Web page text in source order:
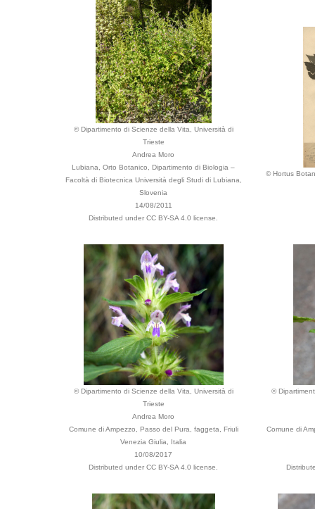
© Dipartimento di Scienze della Vita, Università di
Trieste
Andrea Moro
Lubiana, Orto Botanico, Dipartimento di Biologia –
Facoltà di Biotecnica Università degli Studi di Lubiana,
Slovenia
14/08/2011
Distributed under CC BY-SA 4.0 license.
© Hortus
© Dipartimento di Scienze della Vita, Università di
Trieste
Andrea Moro
Comune di Ampezzo, Passo del Pura, faggeta, Friuli
Venezia Giulia, Italia
10/08/2017
Distributed under CC BY-SA 4.0 license.
©
Comune di